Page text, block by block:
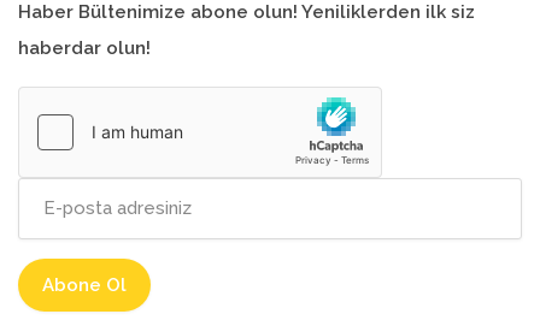
Haber Bültenimize abone olun! Yeniliklerden ilk siz
haberdar olun!